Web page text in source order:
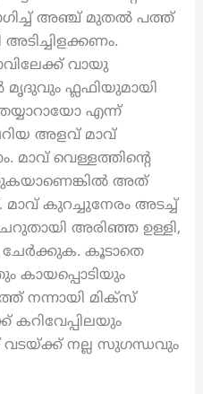
അഞ്ച് മുതൽ പത്ത്
അടിച്ചിളക്കണം.
വായു
ഫ്ലഫിയുമായി
എന്ന്
അളവ് മാവ്
മാവ് വെള്ളത്തിന്റെ
അത്
കുറച്ചുനേരം അടച്ച്
അരിഞ്ഞ ഉള്ളി,
ചേർക്കുക. കൂടാതെ
കായപ്പൊടിയും
നന്നായി മിക്സ്
നല്ല സുഗന്ധവും